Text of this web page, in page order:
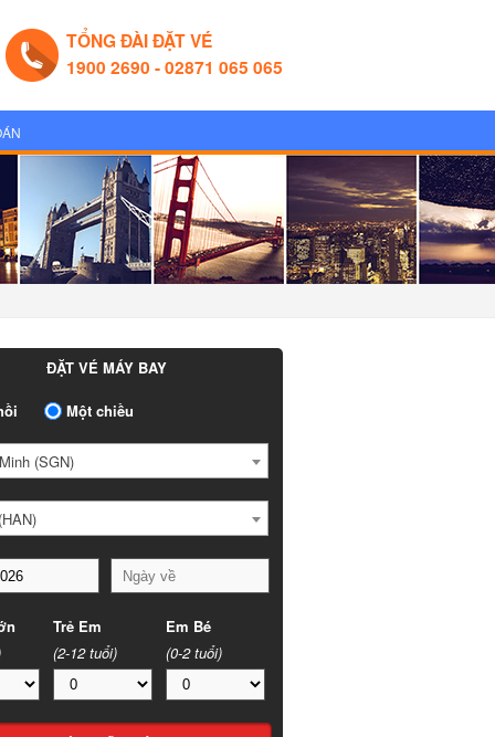
TỔNG ĐÀI ĐẶT VÉ
1900 2690 - 02871 065 065
ĐẶT VÉ MÁY BAY
Một chiều
(SGN)
Trẻ Em
(2-12 tuổi)
Em Bé
(0-2 tuổi)